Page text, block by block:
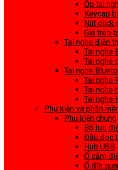
Ốp tai
Keycap
Nút click
Giá treo
Tai nghe điện
Tai nghe
Tai nghe
Tai nghe
Tai nghe
Tai nghe
Tai nghe
Phụ kiện và phần
Phụ kiện chung
Bộ lưu
Đầu đọc
Hub USB
Ổ cắm
Ổ đĩa